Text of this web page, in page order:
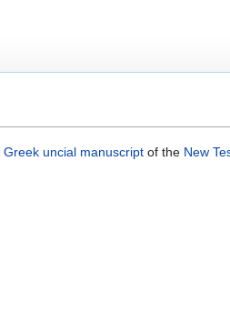
Greek uncial manuscript of the New